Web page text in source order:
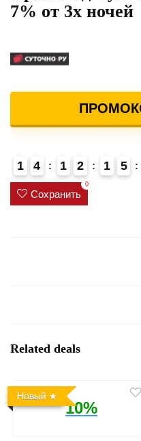
7% от 3х ночей
1
4
4 1 2 1 5
Сохранить
0
Related deals
Новый
10%